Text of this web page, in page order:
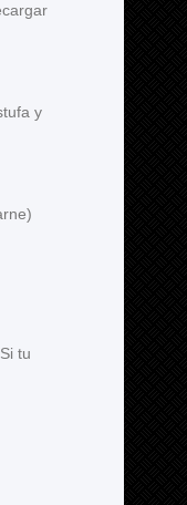
y
Si tu